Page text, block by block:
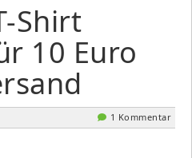
Shirt
10 Euro
1 Kommentar